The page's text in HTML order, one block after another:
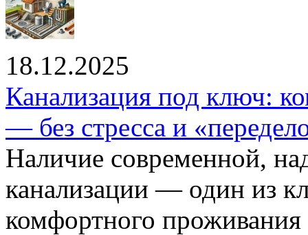
18.12.2025
Канализация под ключ:
— без стресса и
Наличие современной,
канализации — один из
комфортного проживания